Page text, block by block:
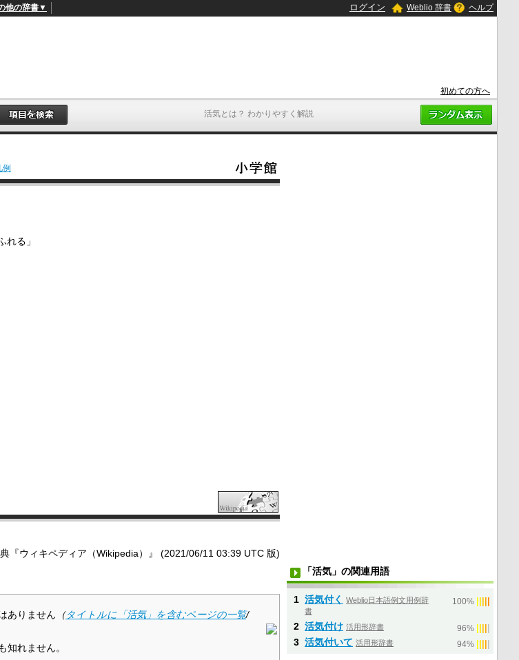
活気とは？ わかりやすく解説
他の辞書▼ ログイン Weblio 辞書 ヘルプ
初めての方へ
例
れる」
『ウィキペディア（Wikipedia）』 (2021/06/11 03:39 UTC 版)
ありません （タイトルに「活気」を含むページの一覧/
知れません。
「活気」の関連用語
1 活気付く
Weblio日本語例文用例辞
書
100%
2 活気付け 活用形辞書 96%
3 活気付いて 活用形辞書 94%